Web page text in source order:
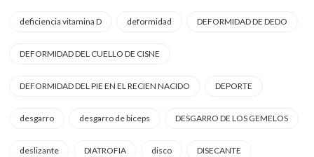
deficiencia vitamina D deformidad DEFORMIDAD DE DEDO
DEFORMIDAD DEL CUELLO DE CISNE
DEFORMIDAD DEL PIE EN EL RECIEN NACIDO DEPORTE
desgarro desgarro de biceps DESGARRO DE LOS GEMELOS
deslizante DIATROFIA disco DISECANTE